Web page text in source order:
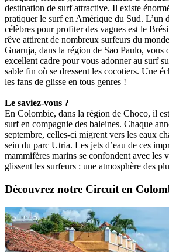
destination de surf attractive. Il existe
pratiquer le surf en Amérique du Sud. L’un
célèbres pour profiter des vagues est le
rêve attirent de nombreux surfeurs du
Guaruja, dans la région de Sao Paulo, vous
excellent cadre pour vous adonner au surf
sable fin où se dressent les cocotiers. Une
les fans de glisse en tous genres !
Le saviez-vous ?
En Colombie, dans la région de Choco, il
surf en compagnie des baleines. Chaque
septembre, celles-ci migrent vers les eaux
sein du parc Utria. Les jets d’eau de ces
mammifères marins se confondent avec les
glissent les surfeurs : une atmosphère des
Découvrez notre Circuit en